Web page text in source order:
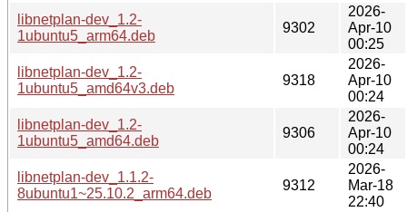
libnetplan-dev_1.2-
1ubuntu5_arm64.deb
9302
2026-
Apr-10
00:25
libnetplan-dev_1.2-
1ubuntu5_amd64v3.deb
9318
2026-
Apr-10
00:24
libnetplan-dev_1.2-
1ubuntu5_amd64.deb
9306
2026-
Apr-10
00:24
libnetplan-dev_1.1.2-
8ubuntu1~25.10.2_arm64.deb
9312
2026-
Mar-18
22:40